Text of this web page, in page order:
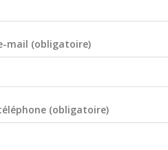
mail (obligatoire)
(obligatoire)